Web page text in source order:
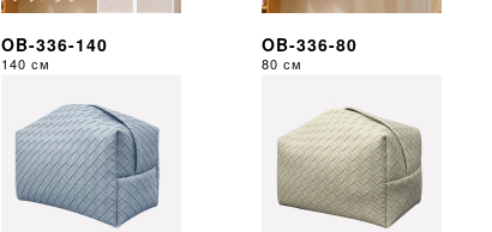
OB-336-140
140 см
OB-336-80
80 см